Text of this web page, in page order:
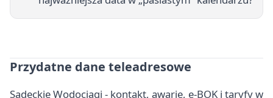
Przydatne dane teleadresowe
Sądeckie Wodociągi - kontakt, awarie, e-BOK i taryfy w